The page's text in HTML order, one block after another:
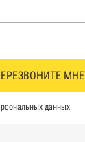
МНЕ
данных